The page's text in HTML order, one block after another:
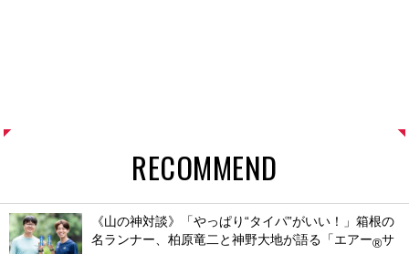
RECOMMEND
《山の神対談》「やっぱり“タイパ”がいい！」箱根の
名ランナー、柏原竜二と神野大地が語る「エアー®サ